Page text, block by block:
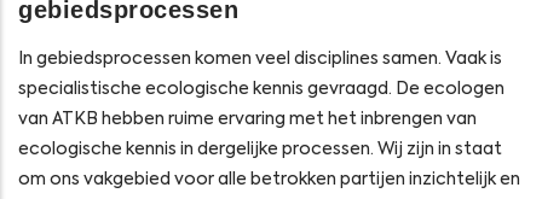
gebiedsprocessen
In gebiedsprocessen komen veel disciplines samen. Vaak is
specialistische ecologische kennis gevraagd. De ecologen
van ATKB hebben ruime ervaring met het inbrengen van
ecologische kennis in dergelijke processen. Wij zijn in staat
om ons vakgebied voor alle betrokken partijen inzichtelijk en